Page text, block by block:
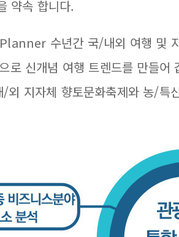
약속 합니다.
수년간 국/내외 여행 및
신개념 여행 트렌드를 만들어
외 지자체 향토문화축제와 농/